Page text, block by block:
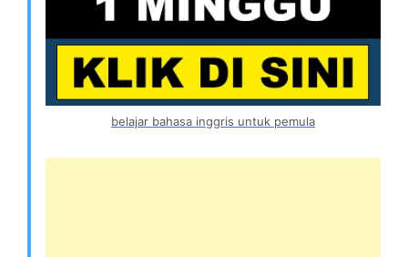
belajar bahasa inggris untuk pemula